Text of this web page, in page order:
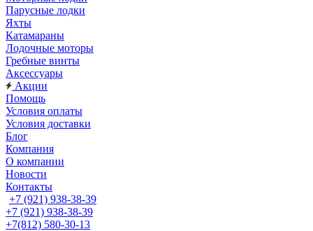
Парусные лодки
Яхты
Катамараны
Лодочные моторы
Гребные винты
Аксессуары
Акции
Помощь
Условия оплаты
Условия доставки
Блог
Компания
О компании
Новости
Контакты
+7 (921) 938-38-39
+7 (921) 938-38-39
+7(812) 580-30-13